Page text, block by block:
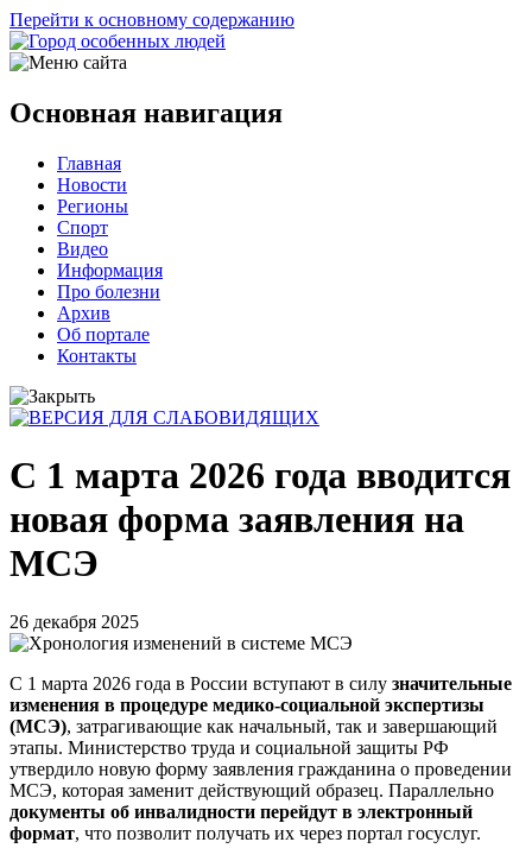
Перейти к основному содержанию
Основная навигация
Главная
Новости
Регионы
Спорт
Видео
Информация
Про болезни
Архив
Об портале
Контакты
С 1 марта 2026 года вводится
новая форма заявления на
МСЭ
26 декабря 2025
С 1 марта 2026 года в России вступают в силу значительные
изменения в процедуре медико-социальной экспертизы
(МСЭ), затрагивающие как начальный, так и завершающий
этапы. Министерство труда и социальной защиты РФ
утвердило новую форму заявления гражданина о проведении
МСЭ, которая заменит действующий образец. Параллельно
документы об инвалидности перейдут в электронный
формат, что позволит получать их через портал госуслуг.